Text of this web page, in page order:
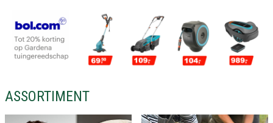
ASSORTIMENT